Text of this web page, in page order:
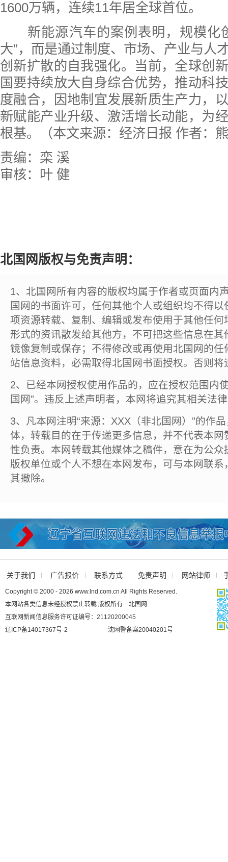
1600万辆，连续11年居全球首位。
新能源汽车的案例表明，规模化
大”，而是通过制度、市场、产业与人
创新扩散的自我强化。当前，全球创
国要持续放大自身综合优势，推动科
度融合，因地制宜发展新质生产力，
新赋能产业升级、激活增长动能，为
根基。（本文来源：经济日报 作者：
责编：栾 溪
审核：叶 健
北国网版权与免责声明：
1、北国网所有内容的版权均属于作者或页面内
国网的书面许可，任何其他个人或组织均不得
项资源转载、复制、编辑或发布使用于其他任
形式的资讯散发给其他方，不可把这些信息在
镜像复制或保存；不得修改或再使用北国网的
站信息资料，必需取得北国网书面授权。否则将
2、已经本网授权使用作品的，应在授权范围内
国网”。违反上述声明者，本网将追究其相关法
3、凡本网注明“来源：XXX（非北国网）”的作
体，转载目的在于传递更多信息，并不代表本
性负责。本网转载其他媒体之稿件，意在为公
版权单位或个人不想在本网发布，可与本网联
其撤除。
关于我们 广告报价 联系方式 免责声明 网站律师
Copyright © 2000 - 2026 www.lnd.com.cn All Rights Reserved.
本网站各类信息未经授权禁止转载 版权所有 北国网
互联网新闻信息服务许可证编号：21120200045
辽ICP备14017367号-2
沈网警备案20040201号